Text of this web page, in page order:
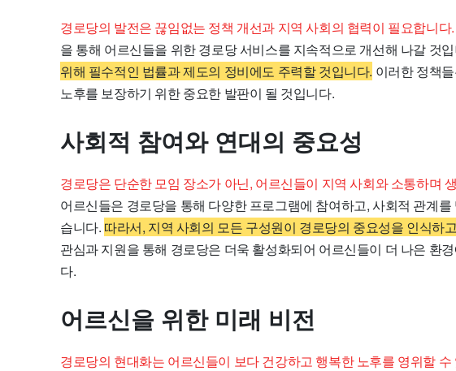
경로당의 발전은 끊임없는 정책 개선과 지역 사회의 협력이 필요합니다.
을 통해 어르신들을 위한 경로당 서비스를 지속적으로 개선해 나갈 것
위해 필수적인 법률과 제도의 정비에도 주력할 것입니다. 이러한 정책
노후를 보장하기 위한 중요한 발판이 될 것입니다.
사회적 참여와 연대의 중요성
경로당은 단순한 모임 장소가 아닌, 어르신들이 지역 사회와 소통하며
어르신들은 경로당을 통해 다양한 프로그램에 참여하고, 사회적 관계
습니다. 따라서, 지역 사회의 모든 구성원이 경로당의 중요성을 인식하
관심과 지원을 통해 경로당은 더욱 활성화되어 어르신들이 더 나은 환
다.
어르신을 위한 미래 비전
경로당의 현대화는 어르신들이 보다 건강하고 행복한 노후를 영위할